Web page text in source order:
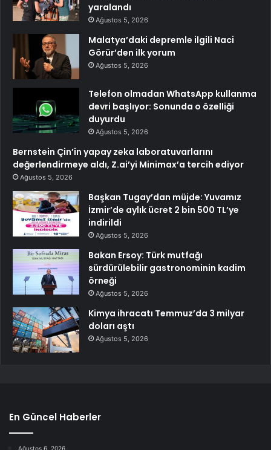
yaralandı
Ağustos 5, 2026
Malatya’daki depremle ilgili Naci
Görür’den ilk yorum
Ağustos 5, 2026
Telefon olmadan WhatsApp kullanma
devri başlıyor: Sonunda o özelliği
duyurdu
Ağustos 5, 2026
Bernstein Çin’in yapay zeka laboratuvarlarını
değerlendirmeye aldı, Z.ai’yi Minimax’a tercih ediyor
Ağustos 5, 2026
Başkan Tugay’dan müjde: Yuvamız
İzmir’de aylık ücret 2 bin 500 TL’ye
indirildi
Ağustos 5, 2026
Bakan Ersoy: Türk mutfağı
sürdürülebilir gastronominin kadim
örneği
Ağustos 5, 2026
Kimya ihracatı Temmuz’da 3 milyar
doları aştı
Ağustos 5, 2026
En Güncel Haberler
Ağustos 6, 2026